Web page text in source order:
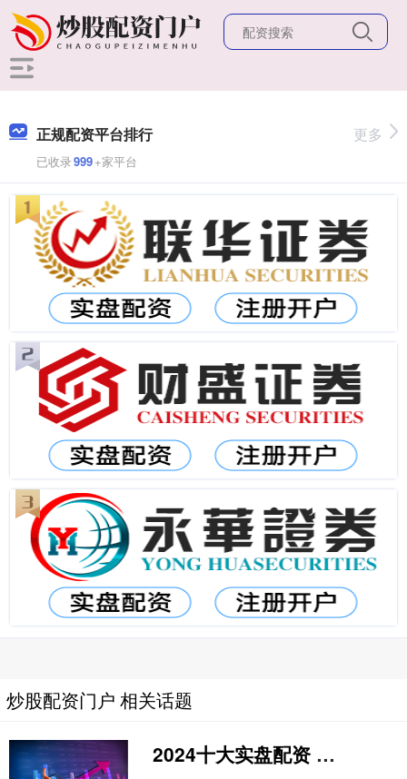
正规配资平台排行
已收录999+家平台
更多
炒股配资门户 相关话题
2024十大实盘配资 宁德时代盘中涨超3%